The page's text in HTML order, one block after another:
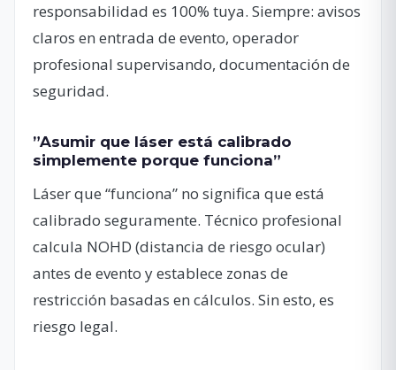
responsabilidad es 100% tuya. Siempre: avisos
claros en entrada de evento, operador
profesional supervisando, documentación de
seguridad.
”Asumir que láser está calibrado
simplemente porque funciona”
Láser que “funciona” no significa que está
calibrado seguramente. Técnico profesional
calcula NOHD (distancia de riesgo ocular)
antes de evento y establece zonas de
restricción basadas en cálculos. Sin esto, es
riesgo legal.